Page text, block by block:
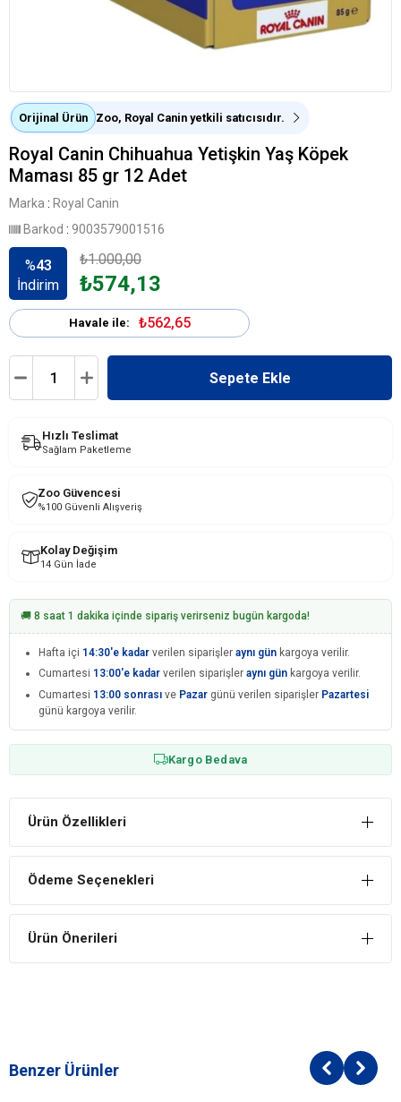
Orijinal Ürün Zoo, Royal Canin yetkili satıcısıdır.
Royal Canin Chihuahua Yetişkin Yaş Köpek
Maması 85 gr 12 Adet
Marka : Royal Canin
Barkod : 9003579001516
%43
İndirim
₺1.000,00
₺574,13
Havale ile: ₺562,65
Hızlı Teslimat
Sağlam Paketleme
Zoo Güvencesi
%100 Güvenli Alışveriş
Kolay Değişim
14 Gün İade
🚚 8 saat 1 dakika içinde sipariş verirseniz bugün kargoda!
Hafta içi 14:30'e kadar verilen siparişleraynı gün kargoya verilir.
Cumartesi 13:00'e kadar verilen siparişleraynı gün kargoya verilir.
Cumartesi 13:00 sonrası ve Pazar günü verilen siparişler Pazartesi
günü kargoya verilir.
Kargo Bedava
Ürün Özellikleri
Ödeme Seçenekleri
Ürün Önerileri
Benzer Ürünler